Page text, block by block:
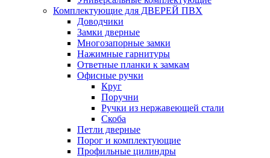
Комплектующие для ДВЕРЕЙ ПВХ
Доводчики
Замки дверные
Многозапорные замки
Нажимные гарнитуры
Ответные планки к замкам
Офисные ручки
Круг
Поручни
Ручки из нержавеющей стали
Скоба
Петли дверные
Порог и комплектующие
Профильные цилиндры